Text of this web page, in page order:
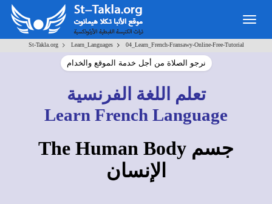
St-Takla.org> Learn_Languages> 04_Learn_French-Fransawy-Online-Free-Tutorial
نرجو الصلاة من أجل خدمة الموقع والخدام
تعلم اللغة الفرنسية
Learn French Language
The Human Body
الإنسان